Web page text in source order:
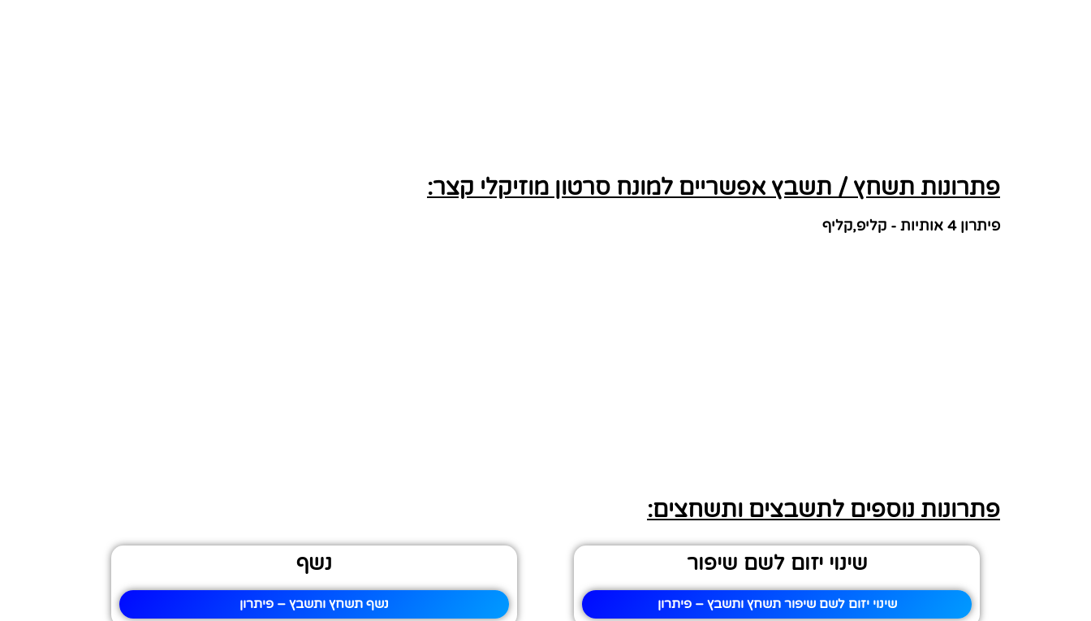
פתרונות תשחץ / תשבץ אפשריים למונח סרטון מוזיקלי קצר:
פיתרון 4 אותיות - קליפ,קליף
פתרונות נוספים לתשבצים ותשחצים:
שינוי יזום לשם שיפור
שינוי יזום לשם שיפור תשחץ ותשבץ – פיתרון
נשף
נשף תשחץ ותשבץ – פיתרון